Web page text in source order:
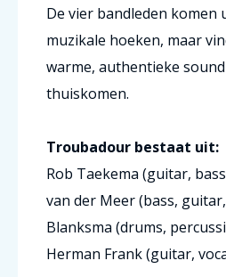
De vier bandleden komen
muzikale hoeken, maar
warme, authentieke
thuiskomen.
Troubadour bestaat uit:
Rob Taekema (guitar,
van der Meer (bass,
Blanksma (drums,
Herman Frank (guitar,